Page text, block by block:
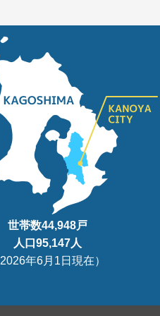
世帯数44,948戸
人口95,147人
2026年6月1日現在）